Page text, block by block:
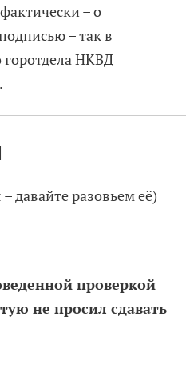
– о
– так в
горотдела НКВД
давайте разовьем её)
проверкой
не просил сдавать